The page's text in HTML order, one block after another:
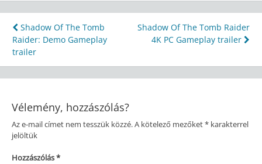
Bejegyzés
navigáció
Shadow Of The Tomb
Raider: Demo Gameplay
trailer
Shadow Of The Tomb Raider
4K PC Gameplay trailer
Vélemény, hozzászólás?
Az e-mail címet nem tesszük közzé.A kötelező mezőket*karakterrel
jelöltük
Hozzászólás*